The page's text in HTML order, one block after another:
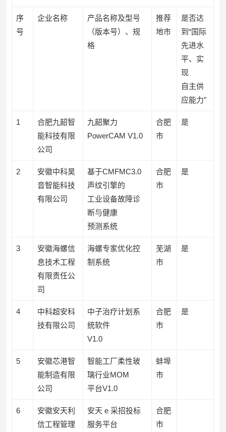
序
号
企业名称
产品名称及型号
（版本号）、规
格
推荐
地市
是否达
到“国际
先进水
平、实
现
自主供
应能力”
1
合肥九韶智
能科技有限
公司
九韶聚力
PowerCAM V1.0
合肥
市
是
2
安徽中科昊
音智能科技
有限公司
基于CMFMC3.0
声纹引擎的
工业设备故障诊
断与健康
预测系统
合肥
市
是
3
安徽海螺信
息技术工程
有限责任公
司
海螺专家优化控
制系统
芜湖
市
是
4
中科超安科
技有限公司
中子治疗计划系
统软件
V1.0
合肥
市
是
5
安徽芯港智
能制造有限
公司
智能工厂柔性玻
璃行业MOM
平台V1.0
蚌埠
市
6
安徽安天利
信工程管理
安天 e 采招投标
服务平台
合肥
市